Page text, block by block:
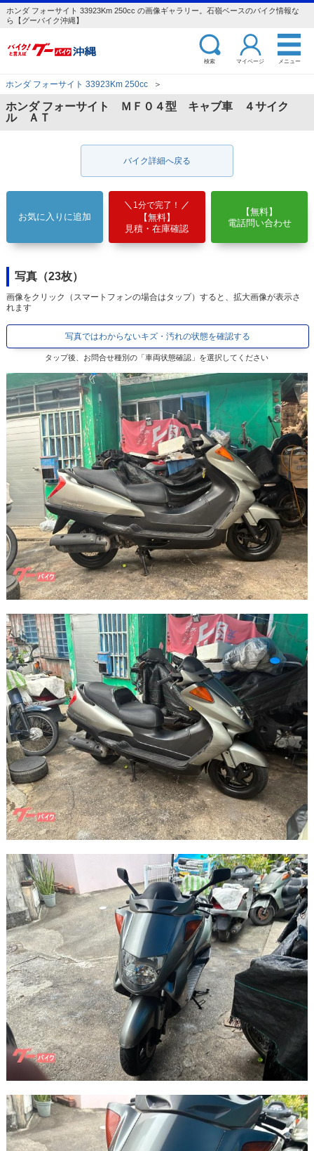
ホンダ フォーサイト 33923Km 250cc の画像ギャラリー。石嶺ベースのバイク情報な
ら【グーバイク沖縄】
検索 マイページ メニュー
ホンダ フォーサイト 33923Km 250cc ＞
ホンダ フォーサイト ＭＦ０４型 キャブ車 ４サイク
ル ＡＴ
バイク詳細へ戻る
お気に入りに追加
1分で完了！
【無料】
見積・在庫確認
【無料】
電話問い合わせ
写真（23枚）
画像をクリック（スマートフォンの場合はタップ）すると、拡大画像が表示さ
れます
写真ではわからないキズ・汚れの状態を確認する
タップ後、お問合せ種別の「車両状態確認」を選択してください